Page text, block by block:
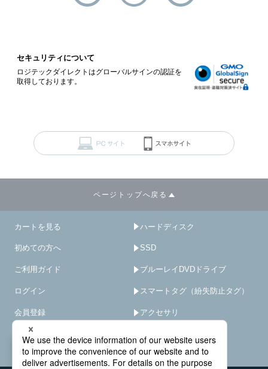
セキュリティについて
ロジテックダイレクトはグローバルサインの認証を
取得しております。
ページトップへ戻る
カートを見る
初めての方へ
ご利用ガイド
ログイン
会員登録
サイトマップ
ハードディスク
SSD
ブルーレイDVDドライブ
スマートタグ（紛失防止タグ）
アクセサリ
オプション･サービス
－ ×